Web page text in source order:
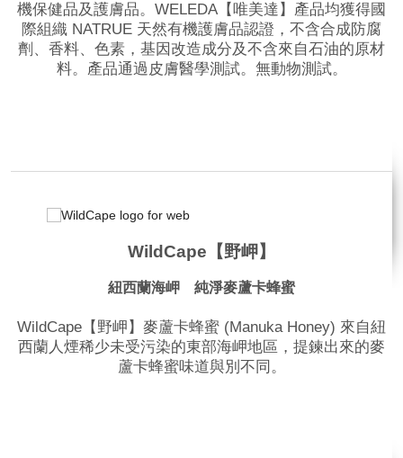
機保健品及護膚品。WELEDA【唯美達】產品均獲得國
際組織 NATRUE 天然有機護膚品認證，不含合成防腐
劑、香料、色素，基因改造成分及不含來自石油的原材
料。產品通過皮膚醫學測試。無動物測試。
WildCape【野岬】
紐西蘭海岬 純淨麥蘆卡蜂蜜
WildCape【野岬】麥蘆卡蜂蜜 (Manuka Honey) 來自紐
西蘭人煙稀少未受污染的東部海岬地區，提鍊出來的麥
蘆卡蜂蜜味道與別不同。